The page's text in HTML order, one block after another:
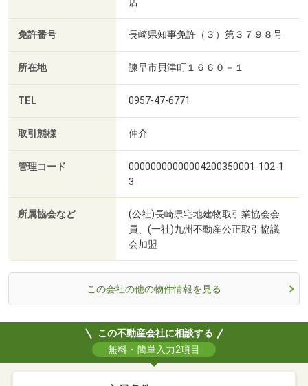
免許番号 長崎県知事免許（３）第３７９８号
所在地 諫早市貝津町１６６０－１
TEL 0957-47-6771
取引態様 仲介
管理コード
00000000000004200350001-102-1
3
所属協会など
(公社)長崎県宅地建物取引業協会会
員、(一社)九州不動産公正取引協議
会加盟
この会社の他の物件情報を見る
この不動産会社に相談する
無料・簡単入力2項目